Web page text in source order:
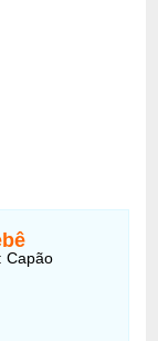
Capão